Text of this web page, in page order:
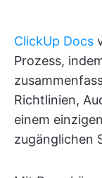
ClickUp Docs
Prozess,
Richtlinien,
einem
zugänglichen